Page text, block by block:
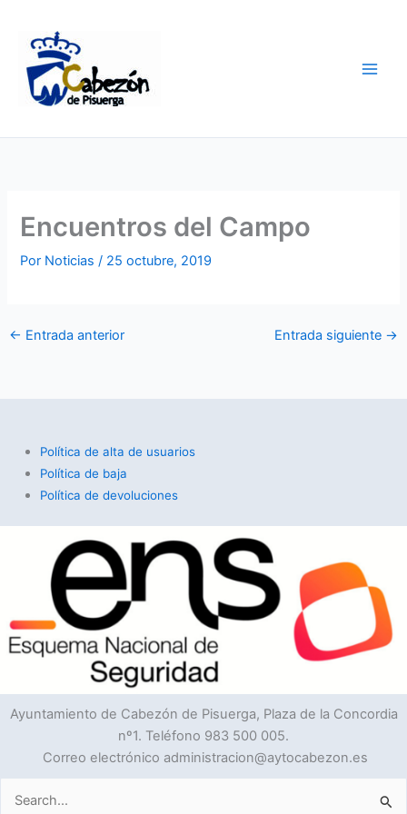
contenido
Encuentros del Campo
Por Noticias/ 25 octubre, 2019
← Entrada anterior Entrada siguiente →
Política de alta de usuarios
Política de baja
Política de devoluciones
Ayuntamiento de Cabezón de Pisuerga, Plaza de la Concordia
nº1. Teléfono 983 500 005.
Correo electrónico administracion@aytocabezon.es
Buscar